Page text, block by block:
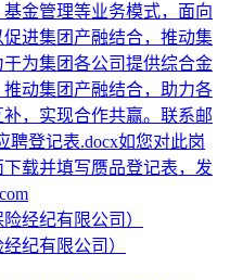
金管理等业务模式，面向
进集团产融结合，推动集
为集团各公司提供综合金
动集团产融结合，助力各
，实现合作共赢。联系邮
聘登记表.docx如您对此岗
载并填写赝品登记表，发
纪有限公司）